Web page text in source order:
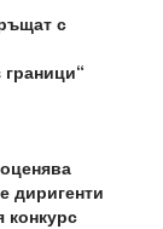
с
диригенти
конкурс